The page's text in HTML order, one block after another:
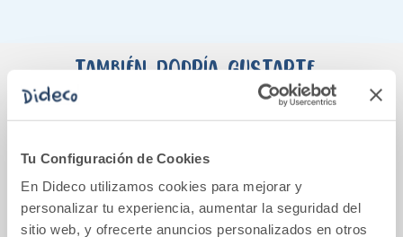
Tu Configuración de Cookies
En Dideco utilizamos cookies para mejorar y
personalizar tu experiencia, aumentar la seguridad del
sitio web, y ofrecerte anuncios personalizados en otros
También podría gustarte...